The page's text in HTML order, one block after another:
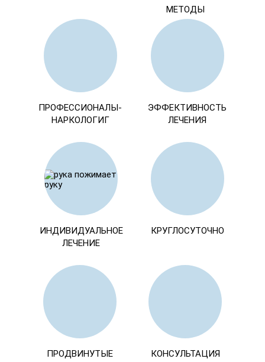
МЕТОДЫ
ПРОФЕССИОНАЛЫ-
НАРКОЛОГИГ
ЭФФЕКТИВНОСТЬ
ЛЕЧЕНИЯ
ИНДИВИДУАЛЬНОЕ
ЛЕЧЕНИЕ
КРУГЛОСУТОЧНО
ПРОДВИНУТЫЕ
КОНСУЛЬТАЦИЯ